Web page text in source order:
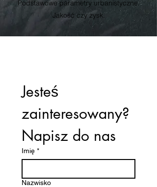
Podstawowe parametry urbanistyczne.
Jakość czy zysk.
Jesteś
Napisz do nas
Imię *
Nazwisko